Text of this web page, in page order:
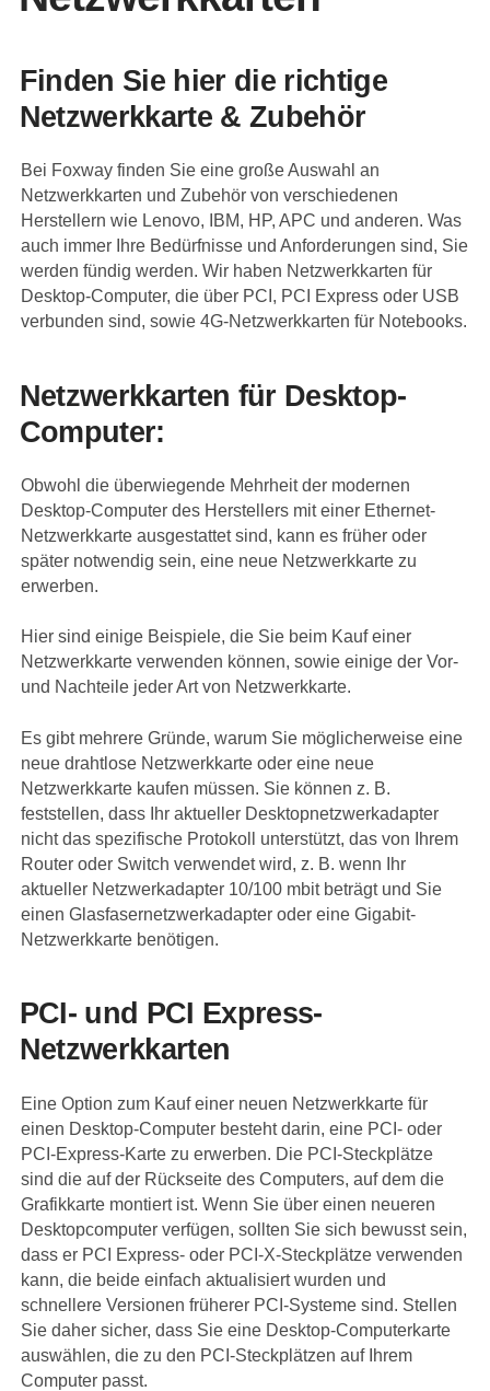
Finden Sie hier die richtige
Netzwerkkarte & Zubehör
Bei Foxway finden Sie eine große Auswahl an
Netzwerkkarten und Zubehör von verschiedenen
Herstellern wie Lenovo, IBM, HP, APC und anderen. Was
auch immer Ihre Bedürfnisse und Anforderungen sind, Sie
werden fündig werden. Wir haben Netzwerkkarten für
Desktop-Computer, die über PCI, PCI Express oder USB
verbunden sind, sowie 4G-Netzwerkkarten für Notebooks.
Netzwerkkarten für Desktop-
Computer:
Obwohl die überwiegende Mehrheit der modernen
Desktop-Computer des Herstellers mit einer Ethernet-
Netzwerkkarte ausgestattet sind, kann es früher oder
später notwendig sein, eine neue Netzwerkkarte zu
erwerben.
Hier sind einige Beispiele, die Sie beim Kauf einer
Netzwerkkarte verwenden können, sowie einige der Vor-
und Nachteile jeder Art von Netzwerkkarte.
Es gibt mehrere Gründe, warum Sie möglicherweise eine
neue drahtlose Netzwerkkarte oder eine neue
Netzwerkkarte kaufen müssen. Sie können z. B.
feststellen, dass Ihr aktueller Desktopnetzwerkadapter
nicht das spezifische Protokoll unterstützt, das von Ihrem
Router oder Switch verwendet wird, z. B. wenn Ihr
aktueller Netzwerkadapter 10/100 mbit beträgt und Sie
einen Glasfasernetzwerkadapter oder eine Gigabit-
Netzwerkkarte benötigen.
PCI- und PCI Express-
Netzwerkkarten
Eine Option zum Kauf einer neuen Netzwerkkarte für
einen Desktop-Computer besteht darin, eine PCI- oder
PCI-Express-Karte zu erwerben. Die PCI-Steckplätze
sind die auf der Rückseite des Computers, auf dem die
Grafikkarte montiert ist. Wenn Sie über einen neueren
Desktopcomputer verfügen, sollten Sie sich bewusst sein,
dass er PCI Express- oder PCI-X-Steckplätze verwenden
kann, die beide einfach aktualisiert wurden und
schnellere Versionen früherer PCI-Systeme sind. Stellen
Sie daher sicher, dass Sie eine Desktop-Computerkarte
auswählen, die zu den PCI-Steckplätzen auf Ihrem
Computer passt.